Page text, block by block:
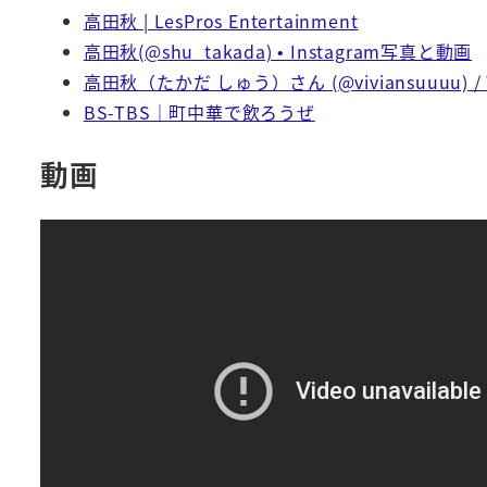
高田秋 | LesPros Entertainment
高田秋(@shu_takada) • Instagram写真と動画
高田秋（たかだ しゅう）さん (@viviansuuuu)
BS-TBS｜町中華で飲ろうぜ
動画